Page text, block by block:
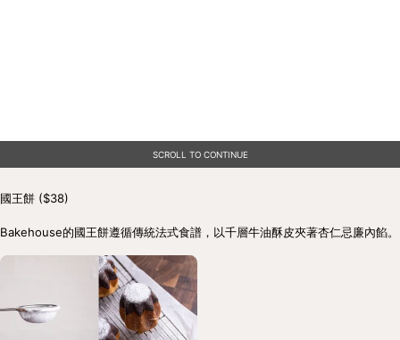
SCROLL TO CONTINUE
國王餅 ($38)
Bakehouse的國王餅遵循傳統法式食譜，以千層牛油酥皮夾著杏仁忌廉內餡。